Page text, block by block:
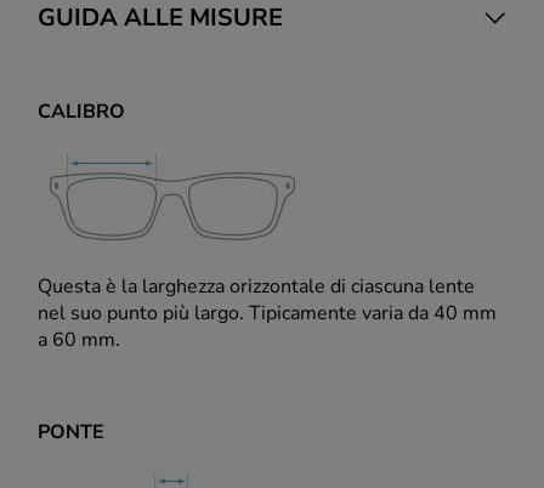
GUIDA ALLE MISURE
CALIBRO
Questa è la larghezza orizzontale di ciascuna lente
nel suo punto più largo. Tipicamente varia da 40 mm
a 60 mm.
PONTE